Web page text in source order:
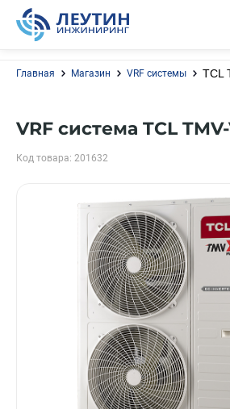
Главная Магазин VRF системы TCL
VRF система TCL
Код товара: 201632